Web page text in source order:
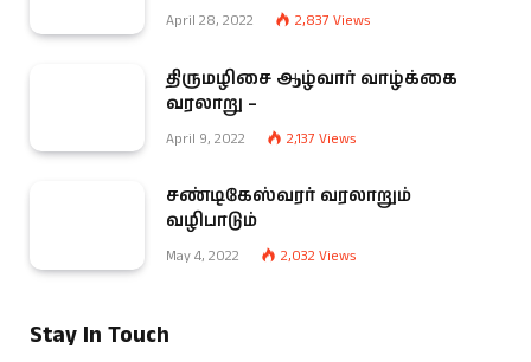
April 28, 2022 2,837 Views
திருமழிசை ஆழ்வார் வாழ்க்கை
வரலாறு –
April 9, 2022 2,137 Views
சண்டிகேஸ்வரர் வரலாறும்
வழிபாடும்
May 4, 2022 2,032 Views
Stay In Touch